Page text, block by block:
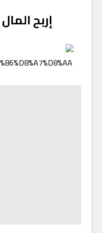
إربح